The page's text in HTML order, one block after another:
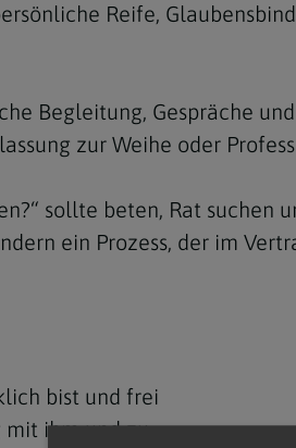
Reife,
Begleitung, Gespräche
zur Weihe oder
sollte beten, Rat suchen
ein Prozess, der im
bist und frei
mit ihm und zu